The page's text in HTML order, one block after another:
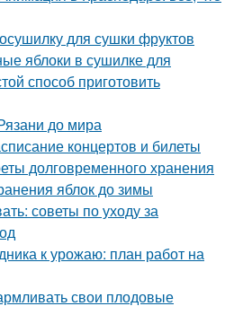
для сушки фруктов
яблоки в сушилке для
способ приготовить
до мира
концертов и билеты
долговременного хранения
яблок до зимы
советы по уходу за
к урожаю: план работ на
свои плодовые